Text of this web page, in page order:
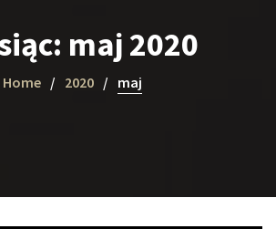
maj 2020
Home 2020 maj